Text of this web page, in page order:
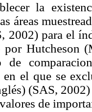
la
áreas
2002) para el
Hutcheson
de
en el que se
(SAS,
de